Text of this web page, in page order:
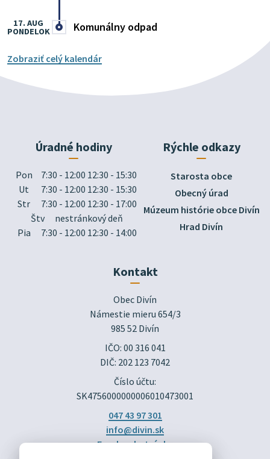
Komunálny odpad
17. AUG
PONDELOK
Zobraziť celý kalendár
Úradné hodiny
Pon
7:30 - 12:00 12:30 - 15:30
Ut
7:30 - 12:00 12:30 - 15:30
Str
7:30 - 12:00 12:30 - 17:00
Štv
nestránkový deň
Pia
7:30 - 12:00 12:30 - 14:00
Rýchle odkazy
Starosta obce
Obecný úrad
Múzeum histórie obce Divín
Hrad Divín
Kontakt
Obec Divín
Námestie mieru 654/3
985 52 Divín
IČO: 00 316 041
DIČ: 202 123 7042
Číslo účtu:
SK4756000000006010473001
047 43 97 301
info@divin.sk
Facebook stránka